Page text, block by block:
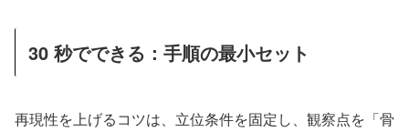
30 秒でできる：手順の最小セット
再現性を上げるコツは、立位条件を固定し、観察点を「骨